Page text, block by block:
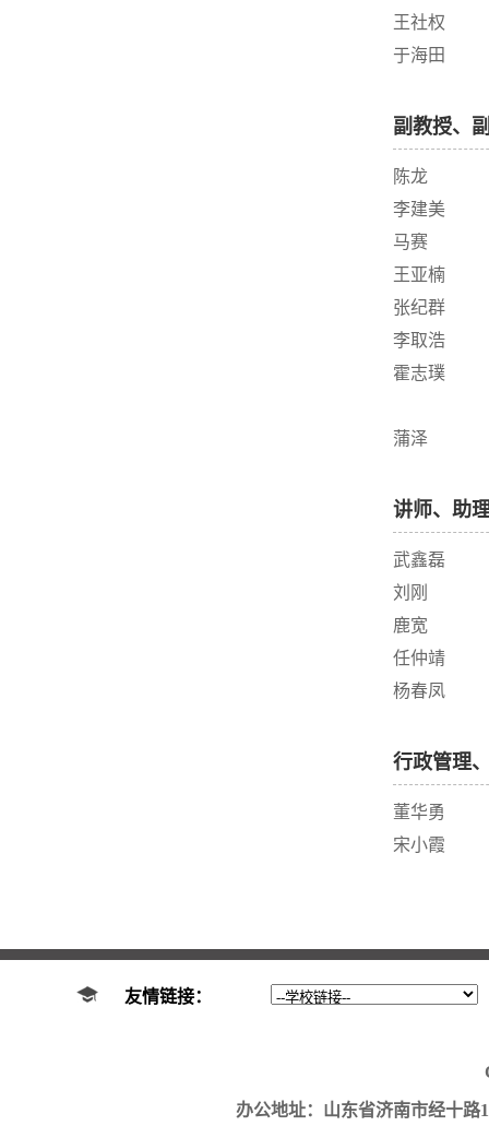
王社权
于海田
副教授、
陈龙
李建美
马赛
王亚楠
张纪群
李取浩
霍志璞
蒲泽
讲师、助
武鑫磊
刘刚
鹿宽
任仲靖
杨春凤
行政管理
董华勇
宋小霞
友情链接：
办公地址：山东省济南市经十路